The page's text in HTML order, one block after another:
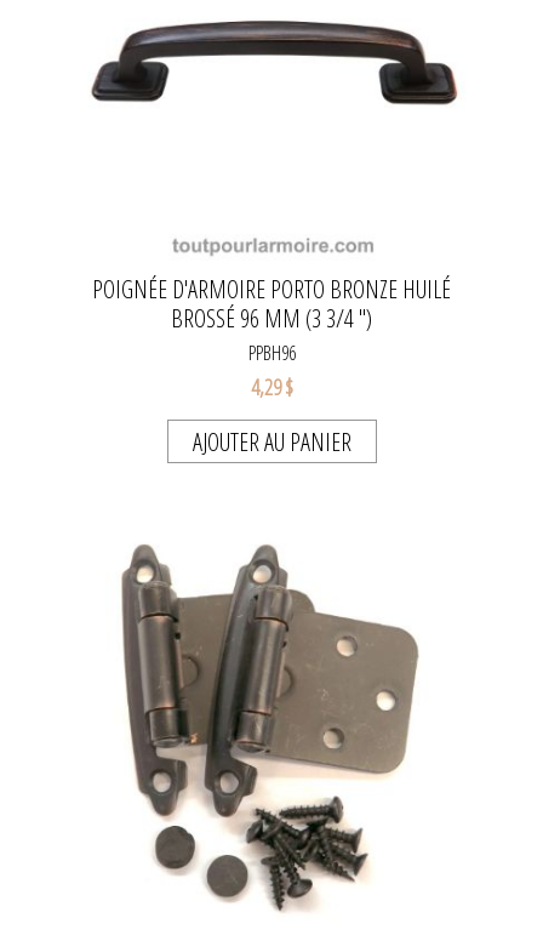
POIGNÉE D'ARMOIRE PORTO BRONZE HUILÉ
BROSSÉ 96 MM (3 3/4 ")
PPBH96
4,29 $
AJOUTER AU PANIER